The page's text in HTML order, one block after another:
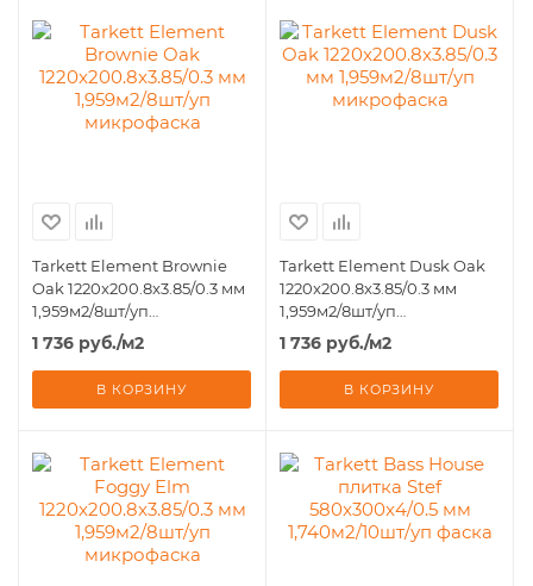
Tarkett Element Brownie
Oak 1220x200.8x3.85/0.3 мм
1,959м2/8шт/уп
микрофаска
1 736 руб./м2
В КОРЗИНУ
Tarkett Element Dusk Oak
1220x200.8x3.85/0.3 мм
1,959м2/8шт/уп
микрофаска
1 736 руб./м2
В КОРЗИНУ